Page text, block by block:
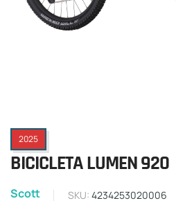
2025
BICICLETA LUMEN 920
Scott SKU: 4234253020006